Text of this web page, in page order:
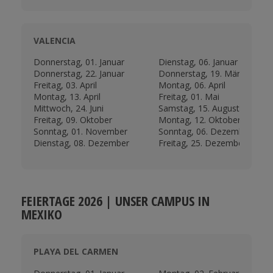
VALENCIA
Donnerstag, 01. Januar
Dienstag, 06. Januar
Donnerstag, 22. Januar
Donnerstag, 19. März
Freitag, 03. April
Montag, 06. April
Montag, 13. April
Freitag, 01. Mai
Mittwoch, 24. Juni
Samstag, 15. August
Freitag, 09. Oktober
Montag, 12. Oktober
Sonntag, 01. November
Sonntag, 06. Dezember
Dienstag, 08. Dezember
Freitag, 25. Dezember
FEIERTAGE 2026 | UNSER CAMPUS IN
MEXIKO
PLAYA DEL CARMEN